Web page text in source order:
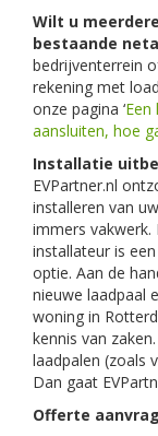
Wilt u
bestaande
bedrijventerrein
rekening met
onze pagina ‘
aansluiten, hoe
Installatie
EVPartner.nl
installeren van
immers vakwerk.
installateur is
optie. Aan de
nieuwe laadpaal
woning in
kennis van
laadpalen (zoals
Dan gaat
Offerte